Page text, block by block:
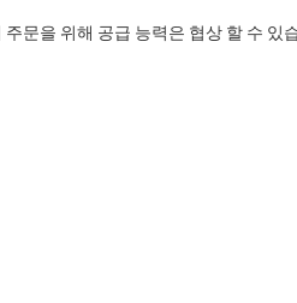
문을 위해 공급 능력은 협상 할 수 있